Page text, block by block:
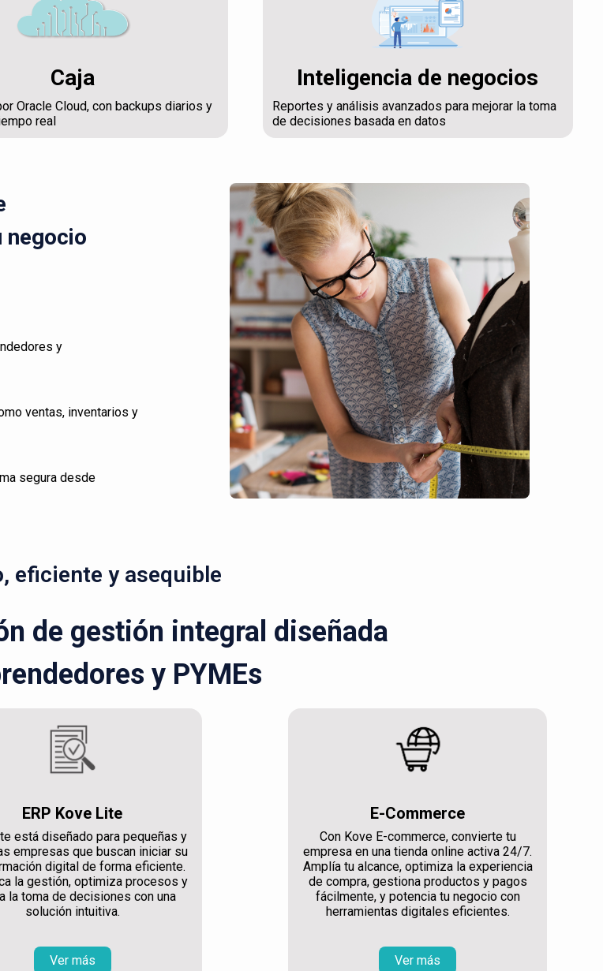
Caja
Oracle Cloud, con backups diarios y
real
Inteligencia de negocios
Reportes y análisis avanzados para mejorar la toma
de decisiones basada en datos
negocio
y
ventas, inventarios y
segura desde
eficiente y asequible
de gestión integral diseñada
y PYMEs
ERP Kove Lite
está diseñado para pequeñas y
empresas que buscan iniciar su
digital de forma eficiente.
la gestión, optimiza procesos y
la toma de decisiones con una
solución intuitiva.
Ver más
E-Commerce
Con Kove E-commerce, convierte tu
empresa en una tienda online activa 24/7.
Amplía tu alcance, optimiza la experiencia
de compra, gestiona productos y pagos
fácilmente, y potencia tu negocio con
herramientas digitales eficientes.
Ver más